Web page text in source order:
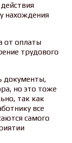
нахождения
от оплаты
трудового
документы,
но это тоже
так как
все
самого